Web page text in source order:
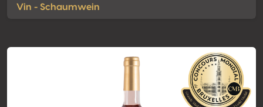
Vin - Schaumwein